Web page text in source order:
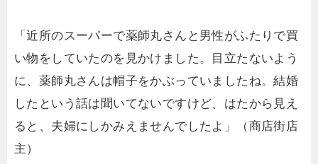
「近所のスーパーで薬師丸さんと男性がふたりで買
い物をしていたのを見かけました。目立たないよう
に、薬師丸さんは帽子をかぶっていましたね。結婚
したという話は聞いてないですけど、はたから見え
ると、夫婦にしかみえませんでしたよ」（商店街店
主）